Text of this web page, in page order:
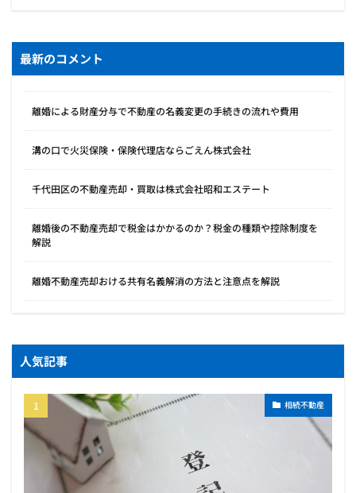
最新のコメント
離婚による財産分与で不動産の名義変更の手続きの流れや費用
溝の口で火災保険・保険代理店ならごえん株式会社
千代田区の不動産売却・買取は株式会社昭和エステート
離婚後の不動産売却で税金はかかるのか？税金の種類や控除制度を
解説
離婚不動産売却おける共有名義解消の方法と注意点を解説
人気記事
相続不動産